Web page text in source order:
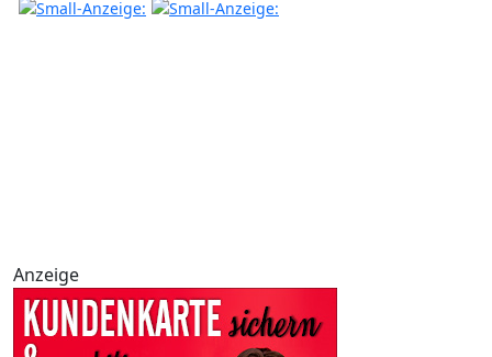
Anzeige